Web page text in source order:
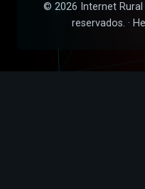
© 2026 Internet
reservados. ·